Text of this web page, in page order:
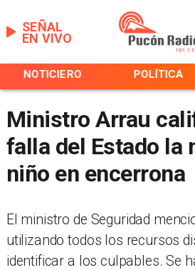
EN VIVO
SEÑAL
NOTICIERO POLÍTICA
Ministro Arrau
falla del Estado la
niño en encerrona
El ministro de Seguridad
utilizando todos los recursos
identificar a los culpables. Se